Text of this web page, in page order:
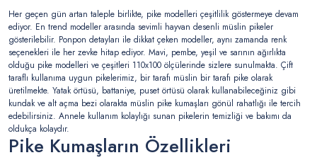
Her geçen gün artan taleple birlikte, pike modelleri çeşitlilik göstermeye devam
ediyor. En trend modeller arasında sevimli hayvan desenli müslin pikeler
gösterilebilir. Ponpon detayları ile dikkat çeken modeller, aynı zamanda renk
seçenekleri ile her zevke hitap ediyor. Mavi, pembe, yeşil ve sarının ağırlıkta
olduğu pike modelleri ve çeşitleri 110x100 ölçülerinde sizlere sunulmakta. Çift
taraflı kullanıma uygun pikelerimiz, bir tarafı müslin bir tarafı pike olarak
üretilmekte. Yatak örtüsü, battaniye, puset örtüsü olarak kullanabileceğiniz gibi
kundak ve alt açma bezi olarakta müslin pike kumaşları gönül rahatlığı ile tercih
edebilirsiniz. Annele kullanım kolaylığı sunan pikelerin temizliği ve bakımı da
oldukça kolaydır.
Pike Kumaşların Özellikleri